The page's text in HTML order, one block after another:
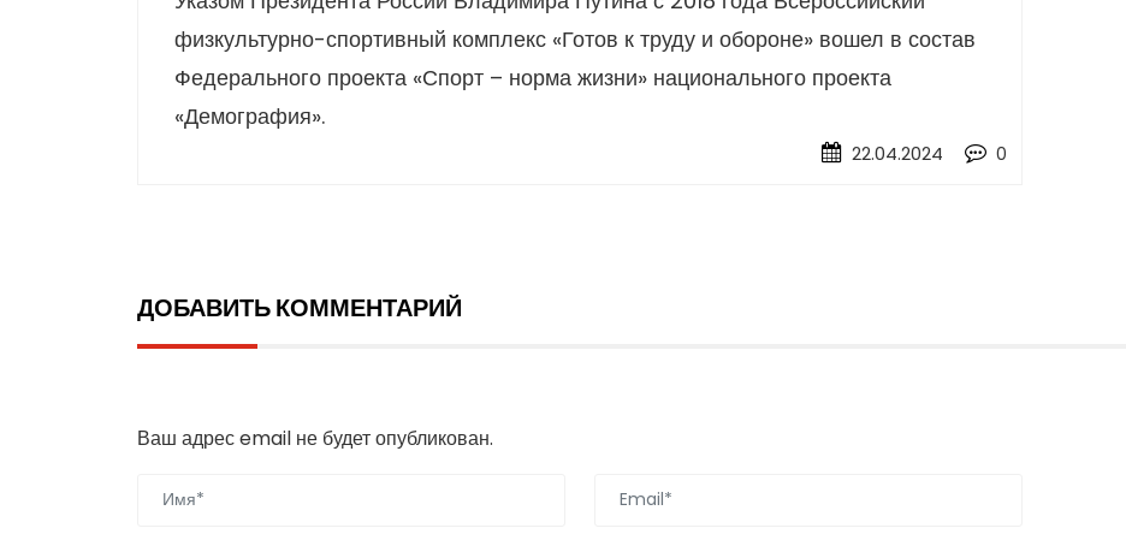
22.04.2024 0
физкультурно-спортивный комплекс «Готов к труду и обороне» вошел в состав
Федерального проекта «Спорт – норма жизни» национального проекта
«Демография».
ДОБАВИТЬ КОММЕНТАРИЙ
Ваш адрес email не будет опубликован.